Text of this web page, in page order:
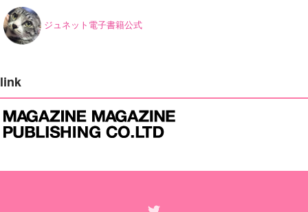
ジュネット電子書籍公式
link